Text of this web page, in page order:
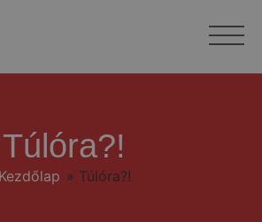
Túlóra?!
Kezdőlap » Túlóra?!